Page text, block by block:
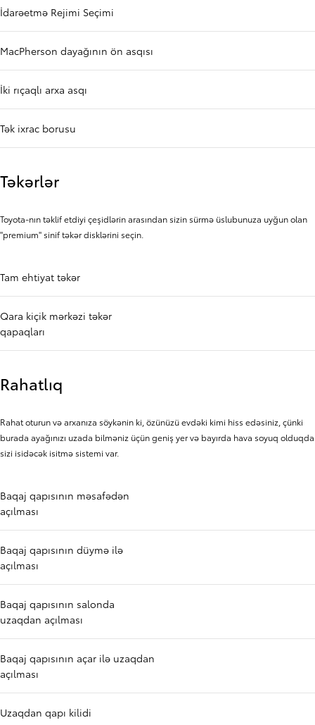
İdarəetmə Rejimi Seçimi
MacPherson dayağının ön asqısı
İki rıçaqlı arxa asqı
Tək ixrac borusu
Təkərlər
Toyota-nın təklif etdiyi çeşidlərin arasından sizin sürmə üslubunuza uyğun olan
"premium" sinif təkər disklərini seçin.
Tam ehtiyat təkər
Qara kiçik mərkəzi təkər
qapaqları
Rahatlıq
Rahat oturun və arxanıza söykənin ki, özünüzü evdəki kimi hiss edəsiniz, çünki
burada ayağınızı uzada bilməniz üçün geniş yer və bayırda hava soyuq olduqda
sizi isidəcək isitmə sistemi var.
Baqaj qapısının məsafədən
açılması
Baqaj qapısının düymə ilə
açılması
Baqaj qapısının salonda
uzaqdan açılması
Baqaj qapısının açar ilə uzaqdan
açılması
Uzaqdan qapı kilidi